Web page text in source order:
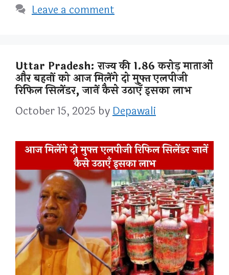
Leave a comment
Uttar Pradesh: राज्य की 1.86 करोड़ माताओं
और बहनों को आज मिलेंगे दो मुफ्त एलपीजी
रिफिल सिलेंडर, जानें कैसे उठाएँ इसका लाभ
October 15, 2025 byDepawali